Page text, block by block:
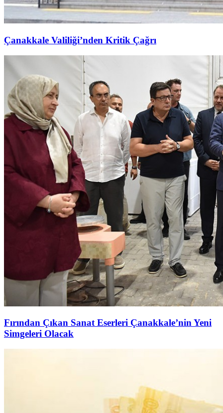
Çanakkale Valiliği’nden Kritik Çağrı
Fırından Çıkan Sanat Eserleri Çanakkale’nin Yeni
Simgeleri Olacak